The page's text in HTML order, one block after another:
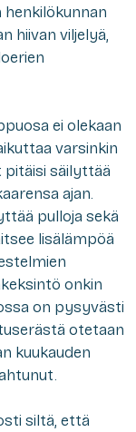
hiivan viljelyä,
ei olekaan
varsinkin
pitäisi säilyttää
ajan.
pulloja sekä
lisälämpöä
onkin
on pysyvästi
otetaan
kuukauden
siltä, että